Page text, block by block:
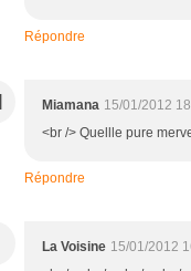
Répondre
Miamana 15/01/2012
<br /> Quellle pure
Répondre
La Voisine 15/01/2012